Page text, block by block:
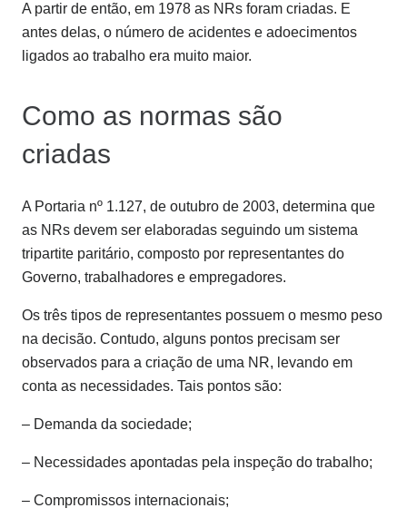
A partir de então, em 1978 as NRs foram criadas. E
antes delas, o número de acidentes e adoecimentos
ligados ao trabalho era muito maior.
Como as normas são
criadas
A Portaria nº 1.127, de outubro de 2003, determina que
as NRs devem ser elaboradas seguindo um sistema
tripartite paritário, composto por representantes do
Governo, trabalhadores e empregadores.
Os três tipos de representantes possuem o mesmo peso
na decisão. Contudo, alguns pontos precisam ser
observados para a criação de uma NR, levando em
conta as necessidades. Tais pontos são:
– Demanda da sociedade;
– Necessidades apontadas pela inspeção do trabalho;
– Compromissos internacionais;